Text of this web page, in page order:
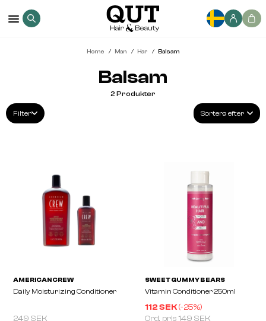
Home Man Har Balsam
Balsam
Filter
2 Produkter
Sortera efter
249 SEK
112 SEK(-25%)
Ord. pris 149 SEK